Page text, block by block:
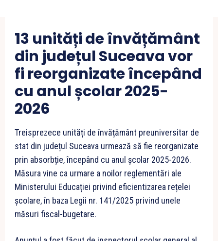
13 unități de învățământ
din județul Suceava vor
fi reorganizate începând
cu anul școlar 2025-
2026
Treisprezece unități de învățământ preuniversitar de
stat din județul Suceava urmează să fie reorganizate
prin absorbție, începând cu anul școlar 2025-2026.
Măsura vine ca urmare a noilor reglementări ale
Ministerului Educației privind eficientizarea rețelei
școlare, în baza Legii nr. 141/2025 privind unele
măsuri fiscal-bugetare.